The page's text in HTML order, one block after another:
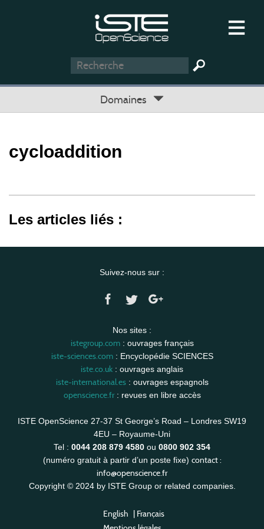
Domaines
cycloaddition
Les articles liés :
Suivez-nous sur :
Nos sites :
istegroup.com: ouvrages français
iste-sciences.com: Encyclopédie SCIENCES
iste.co.uk : ouvrages anglais
iste-international.es: ouvrages espagnols
openscience.fr: revues en libre accès
ISTE OpenScience 27-37 St George’s Road – Londres SW19
4EU – Royaume-Uni
Tel : 0044 208 879 4580 ou 0800 902 354
(numéro gratuit à partir d’un poste fixe) contact :
info@openscience.fr
Copyright © 2024 by ISTE Group or related companies.
English | Français